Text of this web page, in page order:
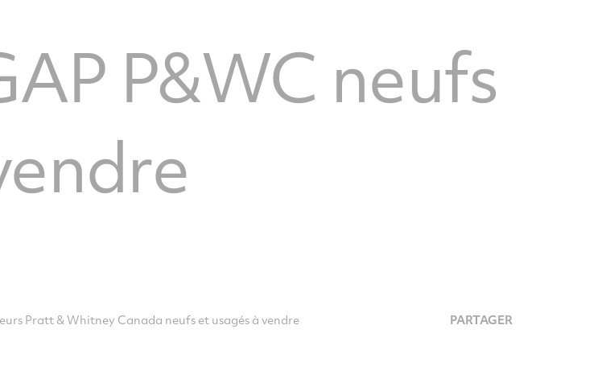
P&WC neufs
Pratt & Whitney Canada neufs et usagés à vendre PARTAGER